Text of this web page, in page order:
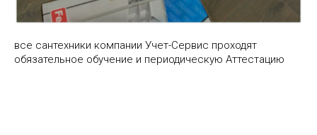
все сантехники компании Учет-Сервис проходят
обязательное обучение и периодическую Аттестацию